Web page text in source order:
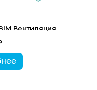
Вентиляция